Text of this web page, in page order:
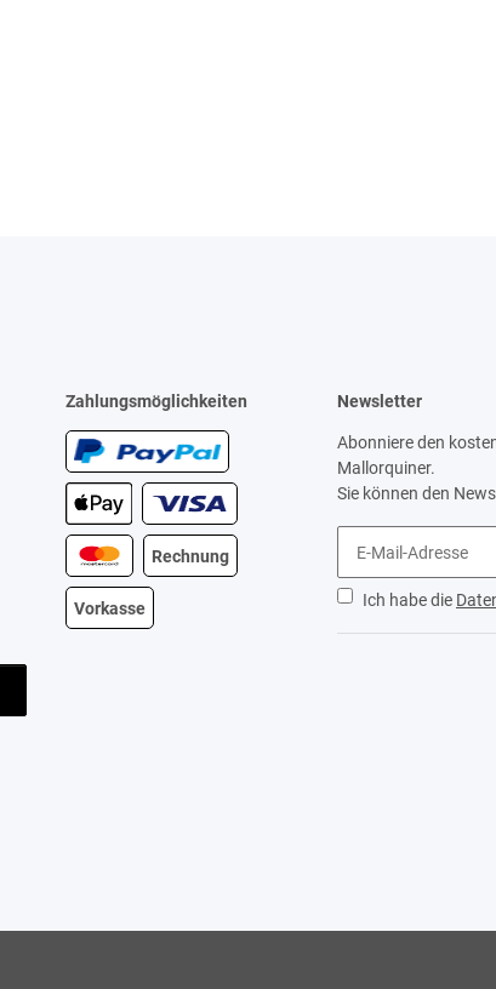
Zahlungsmöglichkeiten
Rechnung
Vorkasse
Newsletter
Abonniere den
Mallorquiner.
Sie können den
Ich habe die